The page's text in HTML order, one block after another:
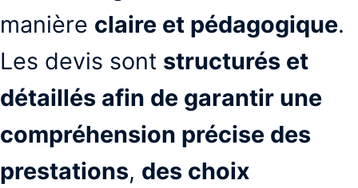
manière claire et pédagogique.
Les devis sont structurés et
détaillés afin de garantir une
compréhension précise des
prestations, des choix